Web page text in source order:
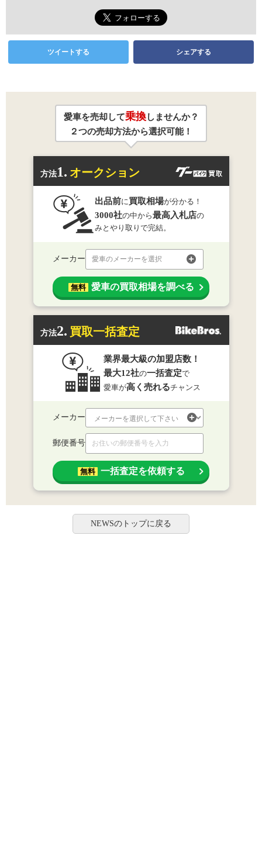
ツイートする シェアする
愛車を売却して乗換しませんか？
２つの売却方法から選択可能！
方法1. オークション
出品前に 買取相場が分かる！
3000社の中から最高入札店の
みとやり取りで完結。
メーカー 愛車のメーカーを選択
無料 愛車の買取相場を調べる
方法2. 買取一括査定
業界最大級の加盟店数！
最大12社の一括査定で
愛車が高く売れるチャンス
メーカー
郵便番号
無料 一括査定を依頼する
NEWSのトップに戻る